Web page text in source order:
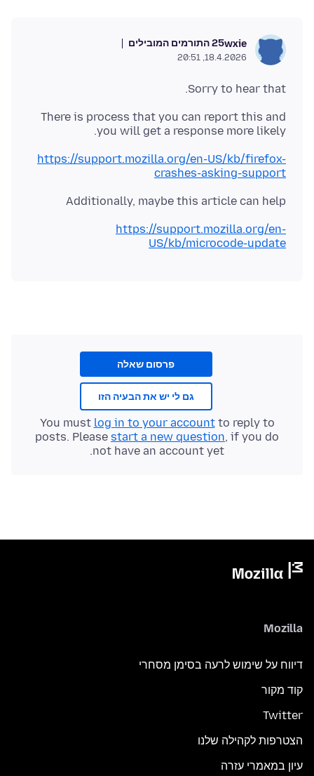
wxie25 התורמים המובילים
18.4.2026, 20:51
Sorry to hear that.
There is process that you can report this and
you will get a response more likely.
https://support.mozilla.org/en-US/kb/firefox-
crashes-asking-support
Additionally, maybe this article can help
https://support.mozilla.org/en-
US/kb/microcode-update
פרסום שאלה
גם לי יש את הבעיה הזו
You must log in to your accountto reply to
posts. Please start a new question, if you do
not have an account yet.
Mozilla
דיווח על שימוש לרעה בסימן מסחרי
קוד מקור
Twitter
הצטרפות לקהילה שלנו
עיון במאמרי עזרה